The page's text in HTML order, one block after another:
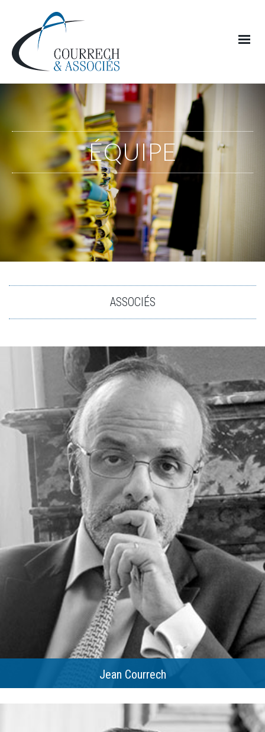
ÉQUIPE
ASSOCIÉS
Jean Courrech